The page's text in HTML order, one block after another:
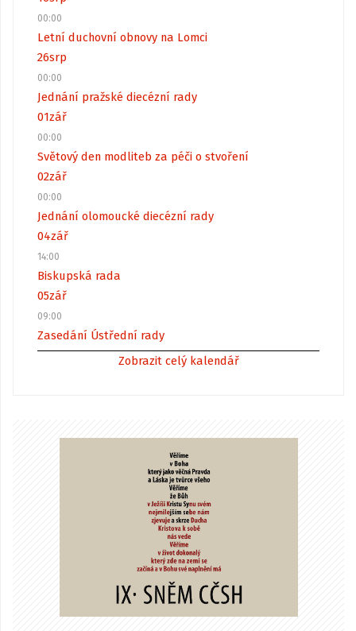
00:00
Letní duchovní obnovy na Lomci
26srp
00:00
Jednání pražské diecézní rady
01zář
00:00
Světový den modliteb za péči o stvoření
02zář
00:00
Jednání olomoucké diecézní rady
04zář
14:00
Biskupská rada
05zář
09:00
Zasedání Ústřední rady
Zobrazit celý kalendář